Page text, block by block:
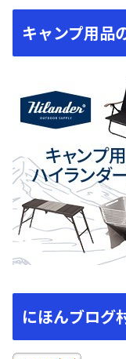
キャンプ用品
にほんブログ